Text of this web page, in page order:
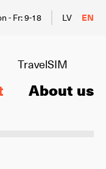
- Fr: 9-18 LV EN
TravelSIM
About us